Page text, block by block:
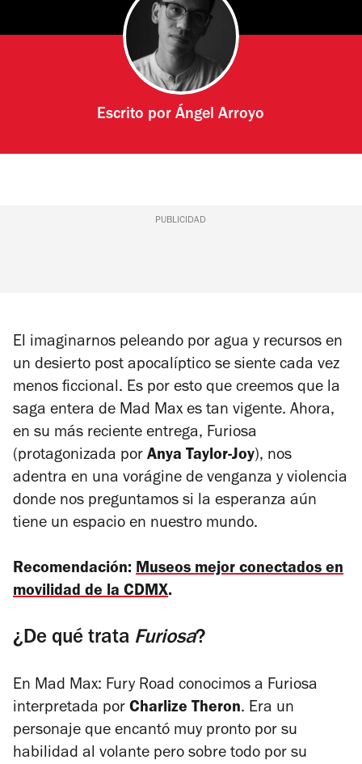
Escrito porÁngel Arroyo
PUBLICIDAD
El imaginarnos peleando por agua y recursos en
un desierto post apocalíptico se siente cada vez
menos ficcional. Es por esto que creemos que la
saga entera de Mad Max es tan vigente. Ahora,
en su más reciente entrega, Furiosa
(protagonizada por Anya Taylor-Joy), nos
adentra en una vorágine de venganza y violencia
donde nos preguntamos si la esperanza aún
tiene un espacio en nuestro mundo.
Recomendación: Museos mejor conectados en
movilidad de la CDMX.
¿De qué trata Furiosa?
En Mad Max: Fury Road conocimos a Furiosa
interpretada por Charlize Theron. Era un
personaje que encantó muy pronto por su
habilidad al volante pero sobre todo por su